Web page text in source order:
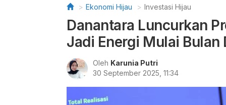
Ekonomi Hijau Investasi Hijau
Danantara Luncurkan
Jadi Energi Mulai Bulan
Oleh Karunia Putri
30 September 2025, 11:34